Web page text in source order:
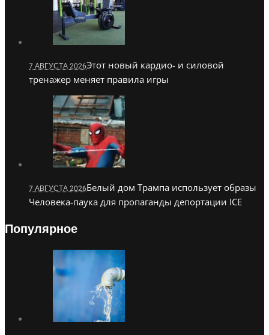
7 АВГУСТА 2026Этот новый кардио- и силовой
тренажер меняет правила игры
7 АВГУСТА 2026Белый дом Трампа использует образы
Человека-паука для пропаганды депортации ICE
Популярное